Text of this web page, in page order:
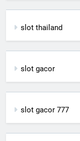
slot thailand
slot gacor
slot gacor 777